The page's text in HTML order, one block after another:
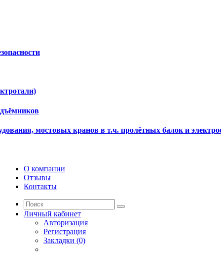
мостовых кранов в т.ч. пролётных балок и
О компании
Отзывы
Контакты
Личный кабинет
Авторизация
Регистрация
Закладки (0)